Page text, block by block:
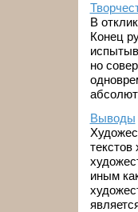
В
Конец
но
Выводы
текстов
иным